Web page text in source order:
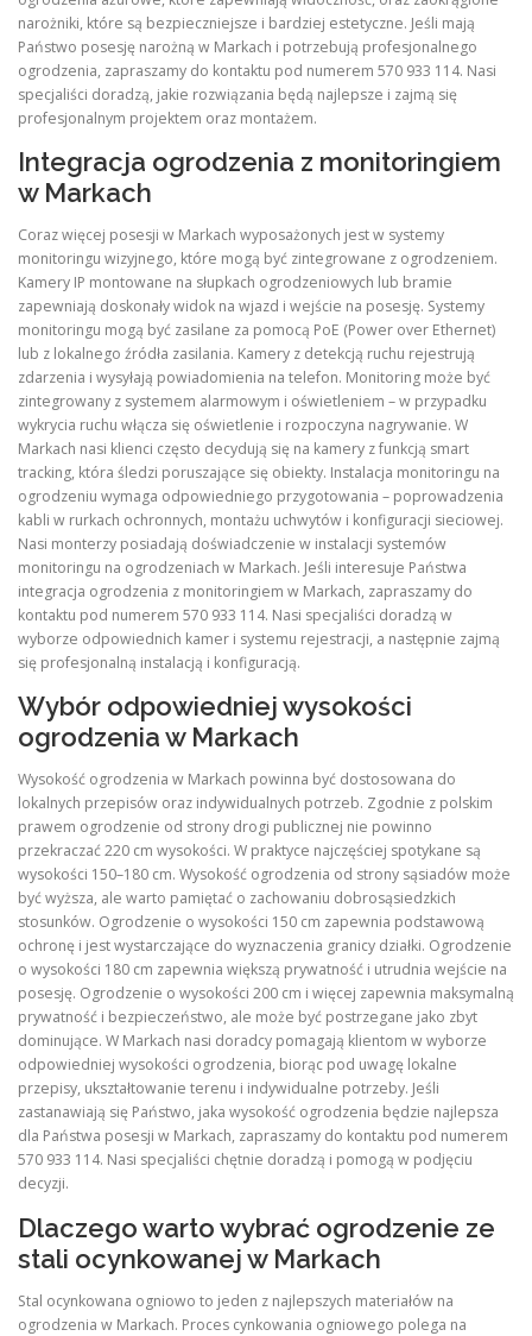
narożniki, które są bezpieczniejsze i bardziej estetyczne. Jeśli mają
Państwo posesję narożną w Markach i potrzebują profesjonalnego
ogrodzenia, zapraszamy do kontaktu pod numerem 570 933 114. Nasi
specjaliści doradzą, jakie rozwiązania będą najlepsze i zajmą się
profesjonalnym projektem oraz montażem.
Integracja ogrodzenia z monitoringiem
w Markach
Coraz więcej posesji w Markach wyposażonych jest w systemy
monitoringu wizyjnego, które mogą być zintegrowane z ogrodzeniem.
Kamery IP montowane na słupkach ogrodzeniowych lub bramie
zapewniają doskonały widok na wjazd i wejście na posesję. Systemy
monitoringu mogą być zasilane za pomocą PoE (Power over Ethernet)
lub z lokalnego źródła zasilania. Kamery z detekcją ruchu rejestrują
zdarzenia i wysyłają powiadomienia na telefon. Monitoring może być
zintegrowany z systemem alarmowym i oświetleniem – w przypadku
wykrycia ruchu włącza się oświetlenie i rozpoczyna nagrywanie. W
Markach nasi klienci często decydują się na kamery z funkcją smart
tracking, która śledzi poruszające się obiekty. Instalacja monitoringu na
ogrodzeniu wymaga odpowiedniego przygotowania – poprowadzenia
kabli w rurkach ochronnych, montażu uchwytów i konfiguracji sieciowej.
Nasi monterzy posiadają doświadczenie w instalacji systemów
monitoringu na ogrodzeniach w Markach. Jeśli interesuje Państwa
integracja ogrodzenia z monitoringiem w Markach, zapraszamy do
kontaktu pod numerem 570 933 114. Nasi specjaliści doradzą w
wyborze odpowiednich kamer i systemu rejestracji, a następnie zajmą
się profesjonalną instalacją i konfiguracją.
Wybór odpowiedniej wysokości
ogrodzenia w Markach
Wysokość ogrodzenia w Markach powinna być dostosowana do
lokalnych przepisów oraz indywidualnych potrzeb. Zgodnie z polskim
prawem ogrodzenie od strony drogi publicznej nie powinno
przekraczać 220 cm wysokości. W praktyce najczęściej spotykane są
wysokości 150–180 cm. Wysokość ogrodzenia od strony sąsiadów może
być wyższa, ale warto pamiętać o zachowaniu dobrosąsiedzkich
stosunków. Ogrodzenie o wysokości 150 cm zapewnia podstawową
ochronę i jest wystarczające do wyznaczenia granicy działki. Ogrodzenie
o wysokości 180 cm zapewnia większą prywatność i utrudnia wejście na
posesję. Ogrodzenie o wysokości 200 cm i więcej zapewnia maksymalną
prywatność i bezpieczeństwo, ale może być postrzegane jako zbyt
dominujące. W Markach nasi doradcy pomagają klientom w wyborze
odpowiedniej wysokości ogrodzenia, biorąc pod uwagę lokalne
przepisy, ukształtowanie terenu i indywidualne potrzeby. Jeśli
zastanawiają się Państwo, jaka wysokość ogrodzenia będzie najlepsza
dla Państwa posesji w Markach, zapraszamy do kontaktu pod numerem
570 933 114. Nasi specjaliści chętnie doradzą i pomogą w podjęciu
decyzji.
Dlaczego warto wybrać ogrodzenie ze
stali ocynkowanej w Markach
Stal ocynkowana ogniowo to jeden z najlepszych materiałów na
ogrodzenia w Markach. Proces cynkowania ogniowego polega na